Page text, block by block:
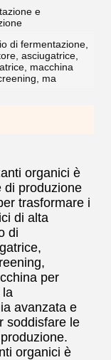
e
di fermentazione,
asciugatrice,
macchina
ma
organici è
di produzione
trasformare i
di alta
di
per
la
avanzata e
soddisfare le
organici è